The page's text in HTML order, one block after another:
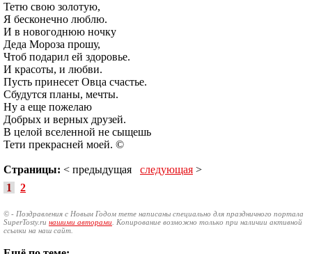
Тетю свою золотую,
Я бесконечно люблю.
И в новогоднюю ночку
Деда Мороза прошу,
Чтоб подарил ей здоровье.
И красоты, и любви.
Пусть принесет Овца счастье.
Сбудутся планы, мечты.
Ну а еще пожелаю
Добрых и верных друзей.
В целой вселенной не сыщешь
Тети прекрасней моей. ©
Страницы: < предыдущая следующая >
1
2
© - Поздравления с Новым Годом тете написаны специально для праздничного портала
SuperTosty.ru нашими авторами . Копирование возможно только при наличии активной
ссылки на наш сайт.